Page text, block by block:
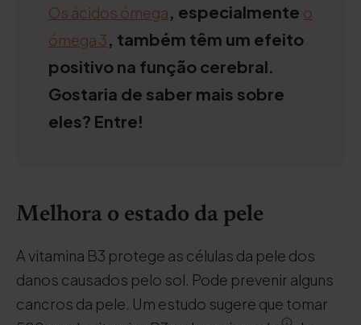
Os ácidos ómega, especialmente o
ómega 3, também têm um efeito
positivo na função cerebral.
Gostaria de saber mais sobre
eles? Entre!
Melhora o estado da pele
A vitamina B3 protege as células da pele dos
danos causados pelo sol. Pode prevenir alguns
cancros da pele. Um estudo sugere que tomar